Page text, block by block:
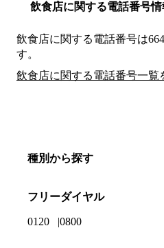
飲食店に関する電話番号情
飲食店に関する電話番号は
す。
飲食店に関する電話番号一覧
種別から探す
フリーダイヤル
0120 0800